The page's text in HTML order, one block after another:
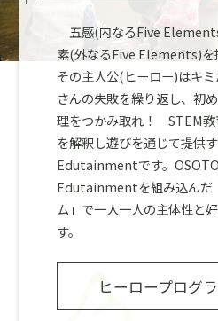
五感(内なるFive
素(外なるFive Elements)を
その主人公(ヒーロー)はキ
さんの失敗を繰り返し、初
理をつかみ取れ！ STEM教
を解釈し遊びを通じて提供
Edutainmentです。
Edutainmentを組み込んだ
ム」で一人一人の主体性と
す。
ヒーロープログ